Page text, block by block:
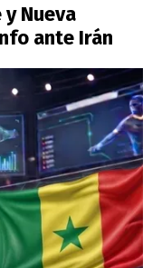
Nueva
ante Irán